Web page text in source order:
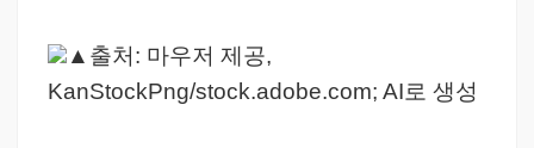
▲출처: 마우저 제공,
KanStockPng/stock.adobe.com; AI로 생성